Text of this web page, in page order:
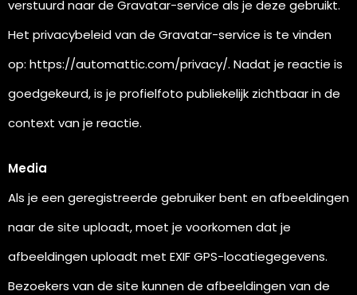
verstuurd naar de Gravatar-service als je deze gebruikt.
Het privacybeleid van de Gravatar-service is te vinden
op: https://automattic.com/privacy/. Nadat je reactie is
goedgekeurd, is je profielfoto publiekelijk zichtbaar in de
context van je reactie.
Media
Als je een geregistreerde gebruiker bent en afbeeldingen
naar de site uploadt, moet je voorkomen dat je
afbeeldingen uploadt met EXIF GPS-locatiegegevens.
Bezoekers van de site kunnen de afbeeldingen van de